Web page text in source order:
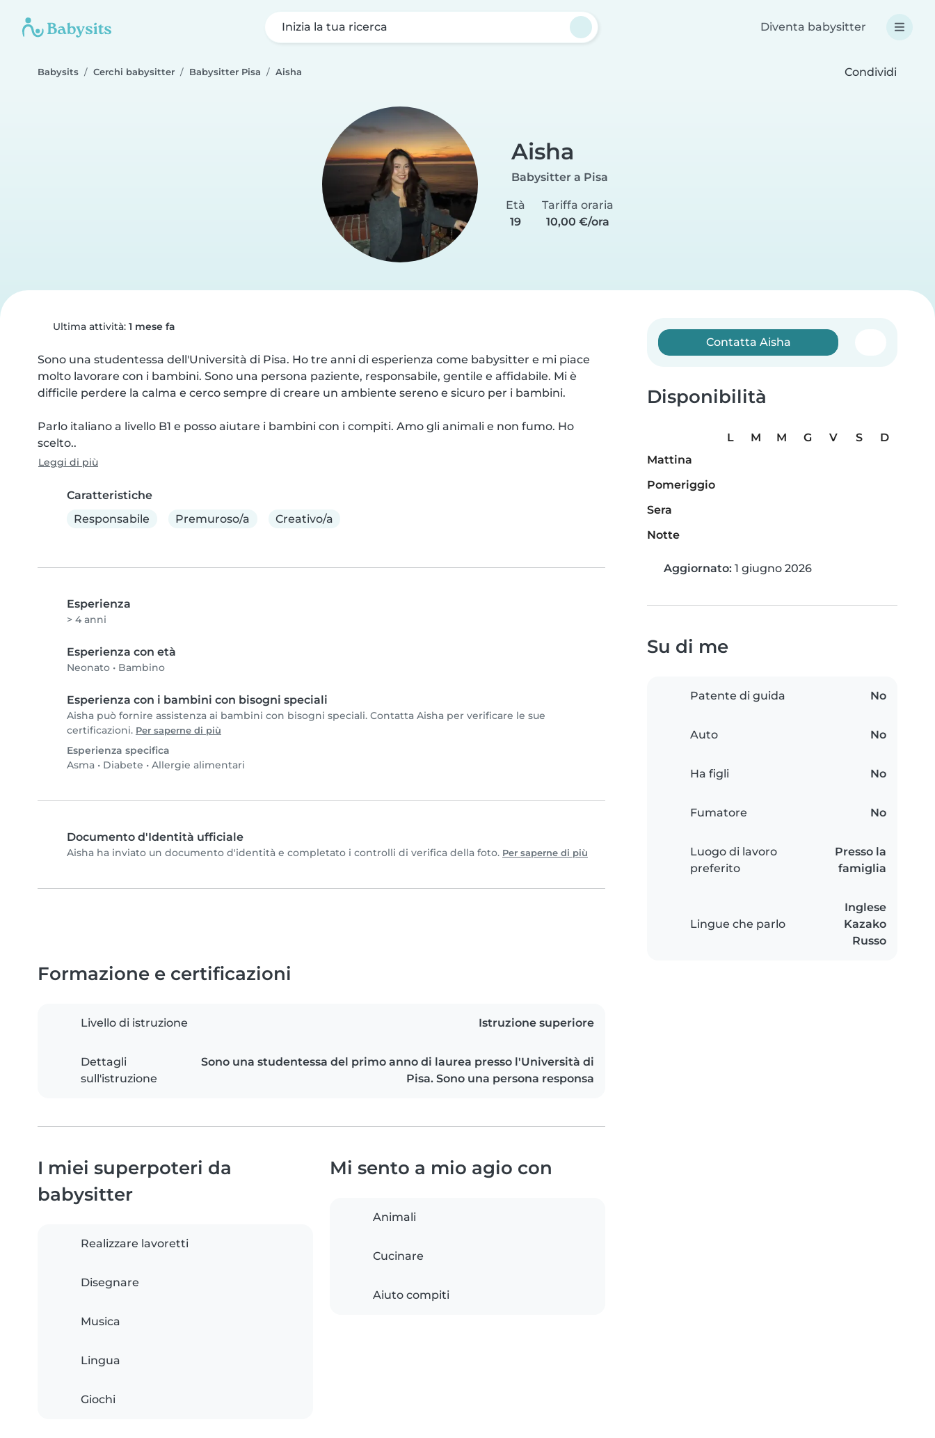
Inizia la tua ricerca Diventa babysitter
Babysits Cerchi babysitter Babysitter Pisa Aisha Condividi
Aisha
Babysitter a Pisa
Età
19
Tariffa oraria
10,00 €/ora
Ultima attività: 1 mese fa
Sono una studentessa dell'Università di Pisa. Ho tre anni di esperienza come babysitter e mi piace
molto lavorare con i bambini. Sono una persona paziente, responsabile, gentile e affidabile. Mi è
difficile perdere la calma e cerco sempre di creare un ambiente sereno e sicuro per i bambini.
Parlo italiano a livello B1 e posso aiutare i bambini con i compiti. Amo gli animali e non fumo. Ho
scelto..
Leggi di più
Caratteristiche
Responsabile
Premuroso/a Creativo/a
Esperienza
> 4 anni
Esperienza con età
Neonato • Bambino
Esperienza con i bambini con bisogni speciali
Aisha può fornire assistenza ai bambini con bisogni speciali. Contatta Aisha per verificare le sue
certificazioni. Per saperne di più
Esperienza specifica
Asma • Diabete • Allergie alimentari
Documento d'Identità ufficiale
Aisha ha inviato un documento d'identità e completato i controlli di verifica della foto. Per saperne di più
Contatta Aisha
Disponibilità
L M M G V S
D
Mattina
Pomeriggio
Sera
Notte
Aggiornato: 1 giugno 2026
Su di me
Patente di guida No
Auto No
Ha figli No
Fumatore No
Luogo di lavoro
preferito
Presso la
famiglia
Lingue che parlo
Inglese
Kazako
Russo
Formazione e certificazioni
Livello di istruzione Istruzione superiore
Dettagli
sull'istruzione
Sono una studentessa del primo anno di laurea presso l'Università di
Pisa. Sono una persona responsa
I miei superpoteri da
babysitter
Realizzare lavoretti
Disegnare
Musica
Lingua
Giochi
Mi sento a mio agio con
Animali
Cucinare
Aiuto compiti